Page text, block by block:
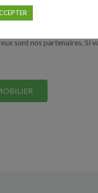
sont nos partenaires. Si